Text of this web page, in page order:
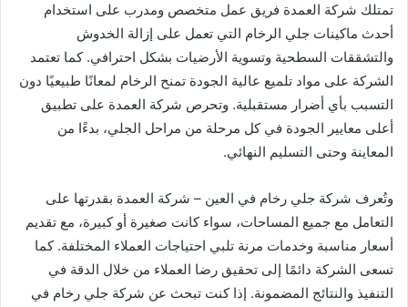
تمتلك شركة العمدة فريق عمل متخصص ومدرب على استخدام
أحدث ماكينات جلي الرخام التي تعمل على إزالة الخدوش
والتشققات السطحية وتسوية الأرضيات بشكل احترافي. كما تعتمد
الشركة على مواد تلميع عالية الجودة تمنح الرخام لمعانًا طبيعيًا دون
التسبب بأي أضرار مستقبلية. وتحرص شركة العمدة على تطبيق
أعلى معايير الجودة في كل مرحلة من مراحل الجلي، بدءًا من
المعاينة وحتى التسليم النهائي.
وتُعرف شركة جلي رخام في العين – شركة العمدة بقدرتها على
التعامل مع جميع المساحات، سواء كانت صغيرة أو كبيرة، مع تقديم
أسعار مناسبة وخدمات مرنة تلبي احتياجات العملاء المختلفة. كما
تسعى الشركة دائمًا إلى تحقيق رضا العملاء من خلال الدقة في
التنفيذ والنتائج المضمونة. إذا كنت تبحث عن شركة جلي رخام في